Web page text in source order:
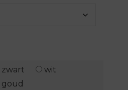
zwart
wit
goud